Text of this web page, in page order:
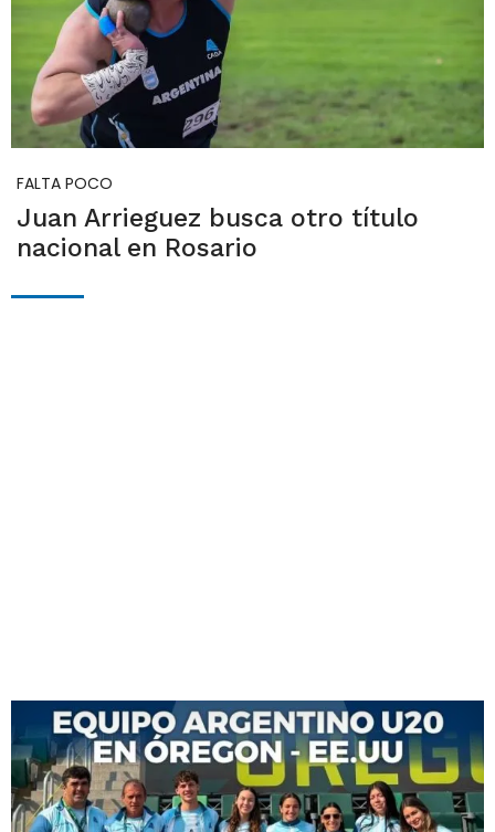
FALTA POCO
Juan Arrieguez busca otro título
nacional en Rosario